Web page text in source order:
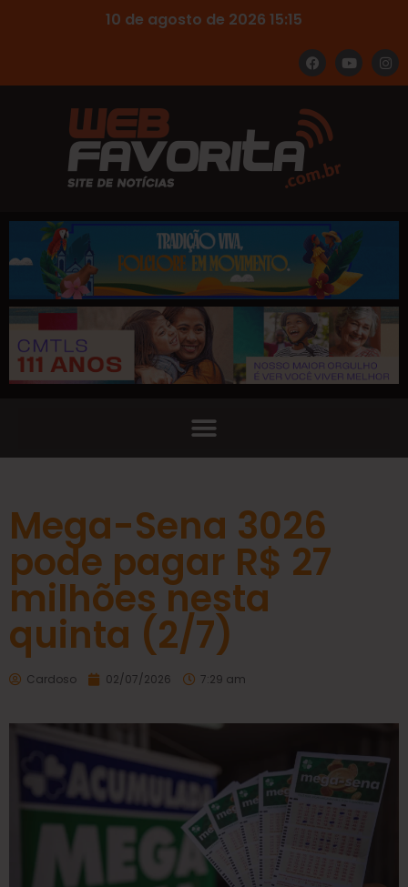
10 de agosto de 2026 15:15
Mega-Sena 3026
pode pagar R$ 27
milhões nesta
quinta (2/7)
Cardoso 02/07/2026 7:29 am